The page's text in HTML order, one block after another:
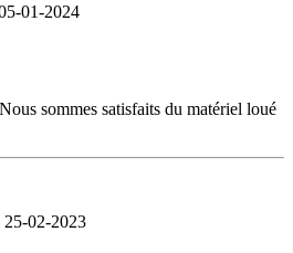
01-2024
sommes satisfaits du matériel loué
02-2023